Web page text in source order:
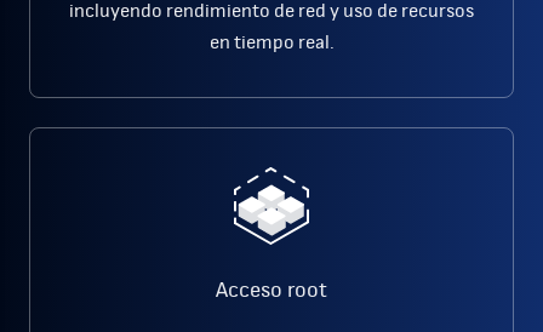
incluyendo rendimiento de red y uso de recursos
en tiempo real.
Acceso root